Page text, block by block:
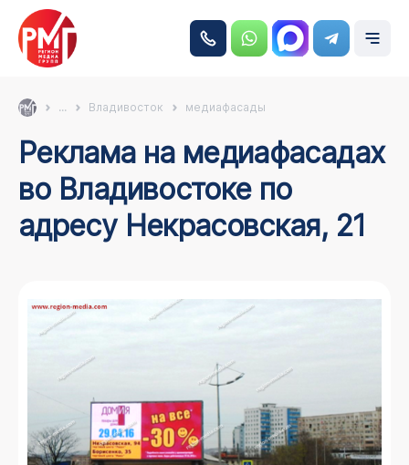
... Владивосток медиафасады
Реклама на медиафасадах
во Владивостоке по
адресу Некрасовская, 21